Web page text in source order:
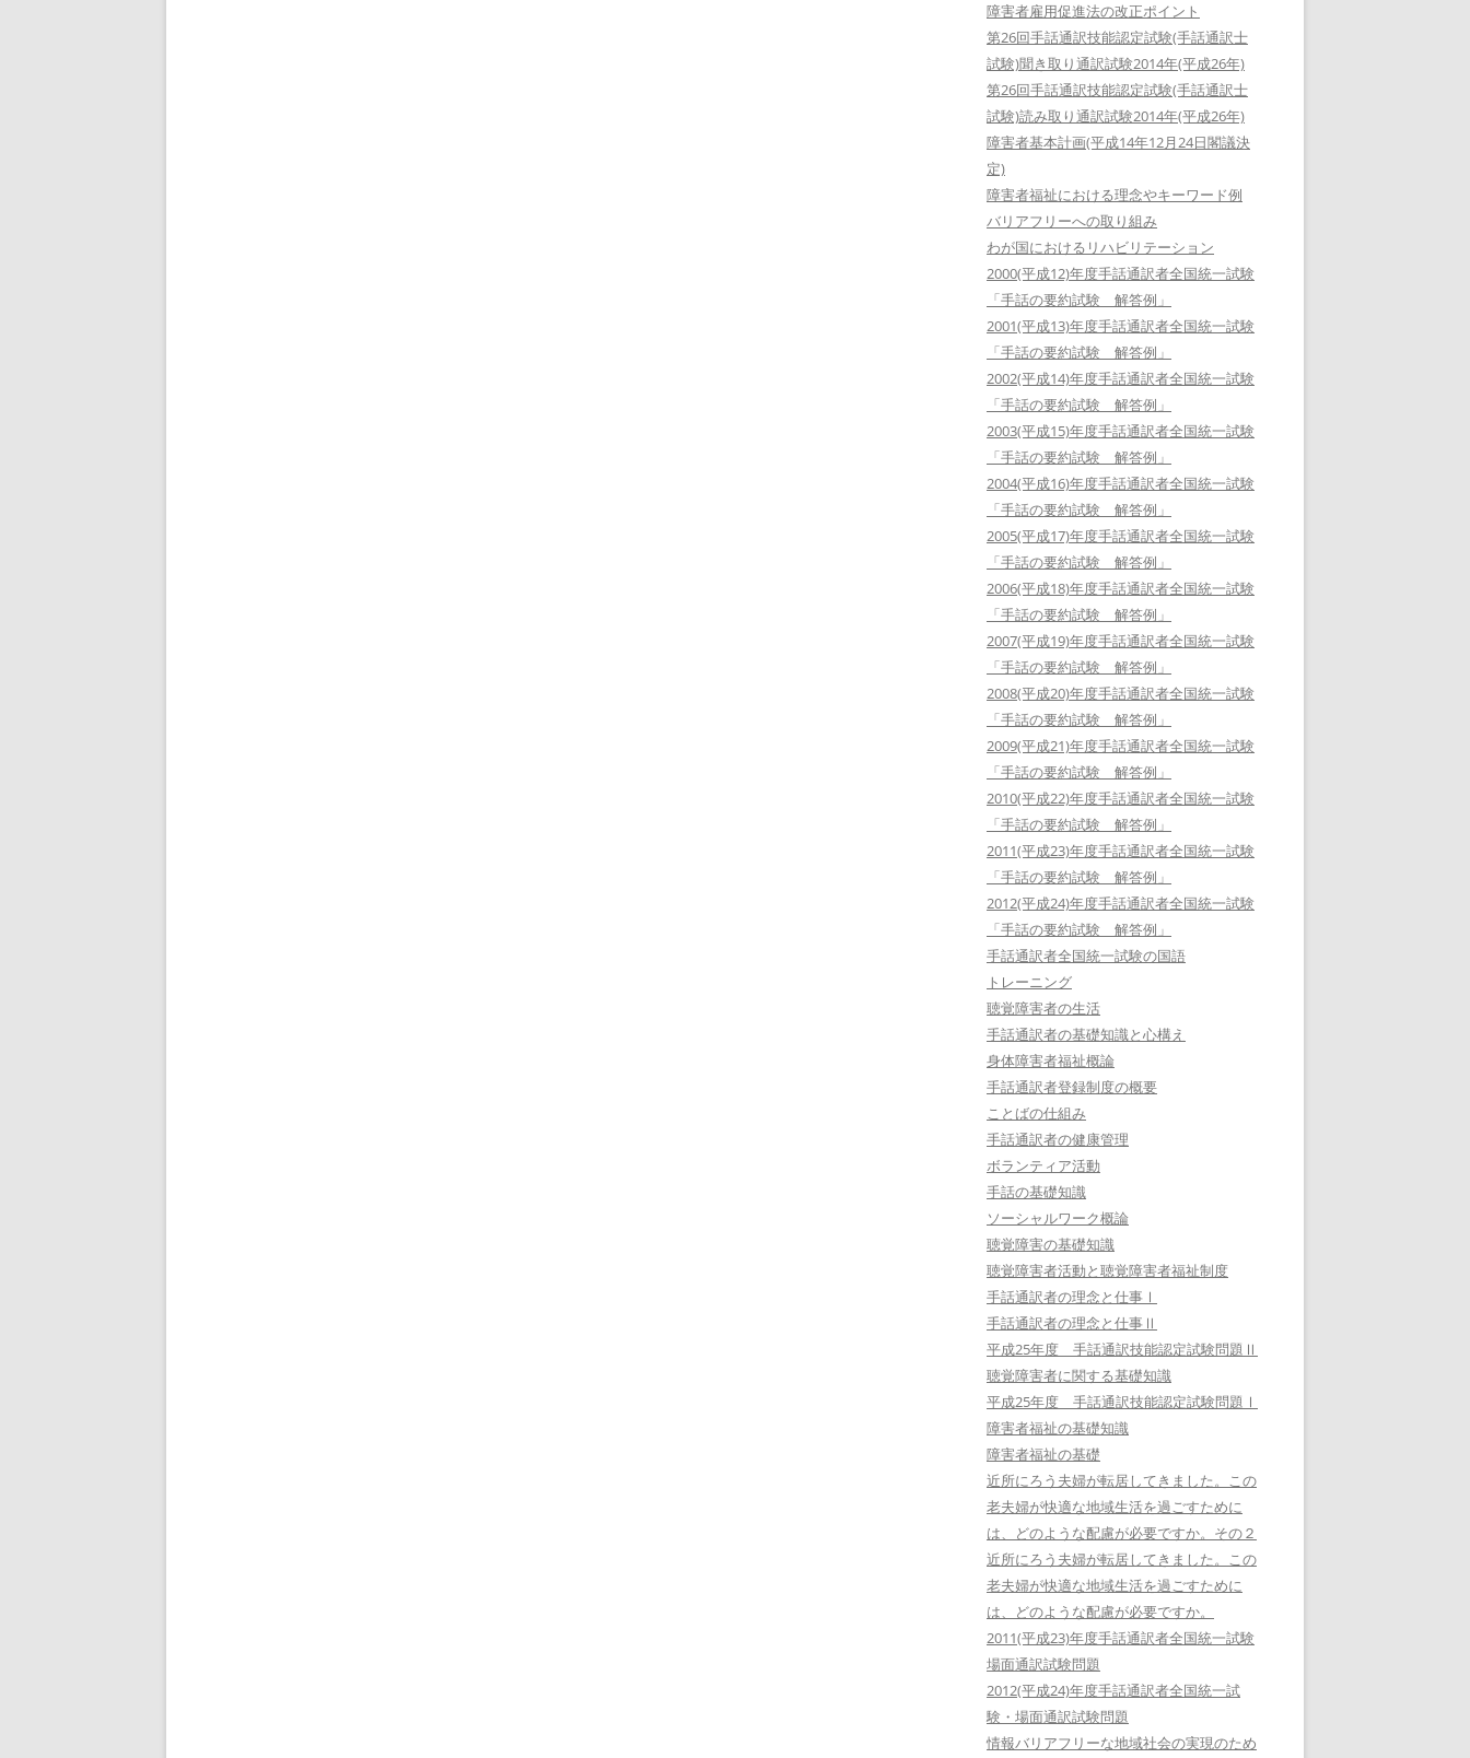
障害者雇用促進法の改正ポイント
第26回手話通訳技能認定試験(手話通訳士
試験)聞き取り通訳試験2014年(平成26年)
第26回手話通訳技能認定試験(手話通訳士
試験)読み取り通訳試験2014年(平成26年)
障害者基本計画(平成14年12月24日閣議決
定)
障害者福祉における理念やキーワード例
バリアフリーへの取り組み
わが国におけるリハビリテーション
2000(平成12)年度手話通訳者全国統一試験
「手話の要約試験 解答例」
2001(平成13)年度手話通訳者全国統一試験
「手話の要約試験 解答例」
2002(平成14)年度手話通訳者全国統一試験
「手話の要約試験 解答例」
2003(平成15)年度手話通訳者全国統一試験
「手話の要約試験 解答例」
2004(平成16)年度手話通訳者全国統一試験
「手話の要約試験 解答例」
2005(平成17)年度手話通訳者全国統一試験
「手話の要約試験 解答例」
2006(平成18)年度手話通訳者全国統一試験
「手話の要約試験 解答例」
2007(平成19)年度手話通訳者全国統一試験
「手話の要約試験 解答例」
2008(平成20)年度手話通訳者全国統一試験
「手話の要約試験 解答例」
2009(平成21)年度手話通訳者全国統一試験
「手話の要約試験 解答例」
2010(平成22)年度手話通訳者全国統一試験
「手話の要約試験 解答例」
2011(平成23)年度手話通訳者全国統一試験
「手話の要約試験 解答例」
2012(平成24)年度手話通訳者全国統一試験
「手話の要約試験 解答例」
手話通訳者全国統一試験の国語
トレーニング
聴覚障害者の生活
手話通訳者の基礎知識と心構え
身体障害者福祉概論
手話通訳者登録制度の概要
ことばの仕組み
手話通訳者の健康管理
ボランティア活動
手話の基礎知識
ソーシャルワーク概論
聴覚障害の基礎知識
聴覚障害者活動と聴覚障害者福祉制度
手話通訳者の理念と仕事Ⅰ
手話通訳者の理念と仕事Ⅱ
平成25年度 手話通訳技能認定試験問題Ⅱ
聴覚障害者に関する基礎知識
平成25年度 手話通訳技能認定試験問題Ⅰ
障害者福祉の基礎知識
障害者福祉の基礎
近所にろう夫婦が転居してきました。この
老夫婦が快適な地域生活を過ごすために
は、どのような配慮が必要ですか。その２
近所にろう夫婦が転居してきました。この
老夫婦が快適な地域生活を過ごすために
は、どのような配慮が必要ですか。
2011(平成23)年度手話通訳者全国統一試験
場面通訳試験問題
2012(平成24)年度手話通訳者全国統一試
験・場面通訳試験問題
情報バリアフリーな地域社会の実現のため